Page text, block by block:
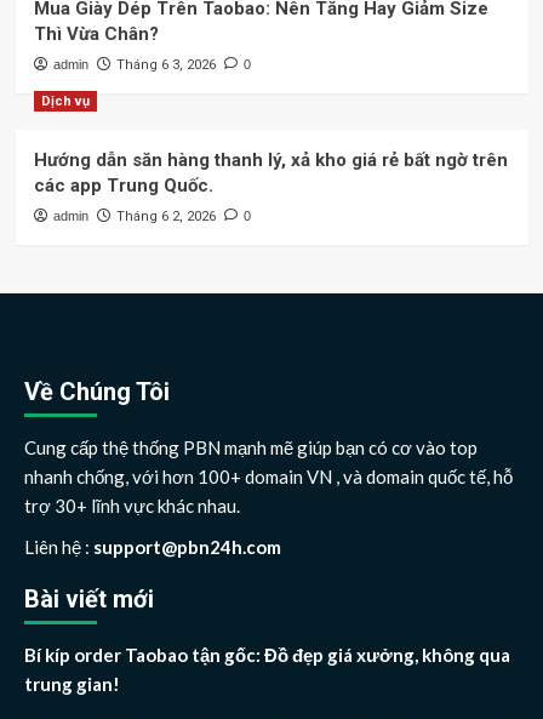
Mua Giày Dép Trên Taobao: Nên Tăng Hay Giảm Size
Thì Vừa Chân?
admin Tháng 6 3, 2026 0
Dịch vụ
Hướng dẫn săn hàng thanh lý, xả kho giá rẻ bất ngờ trên
các app Trung Quốc.
admin Tháng 6 2, 2026 0
Về Chúng Tôi
Cung cấp thệ thống PBN mạnh mẽ giúp bạn có cơ vào top
nhanh chống, với hơn 100+ domain VN , và domain quốc tế, hỗ
trợ 30+ lĩnh vực khác nhau.
Liên hệ : support@pbn24h.com
Bài viết mới
Bí kíp order Taobao tận gốc: Đồ đẹp giá xưởng, không qua
trung gian!